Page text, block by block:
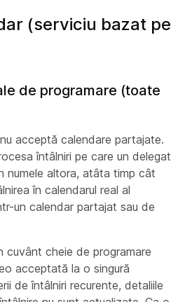
(serviciu bazat pe
de programare (toate
acceptă calendare partajate.
întâlniri pe care un delegat
numele altora, atâta timp cât
în calendarul real al
un calendar partajat sau de
cuvânt cheie de programare
acceptată la o singură
de întâlniri recurente, detaliile